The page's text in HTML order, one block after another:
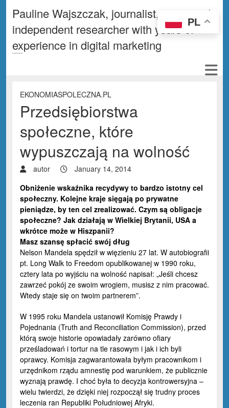
Pauline Wajszczak, journalist, writer and
independent researcher with years of
experience in digital marketing
EKONOMIASPOLECZNA.PL
Przedsiębiorstwa
społeczne, które
wypuszczają na wolność
autor
January 14, 2014
Obniżenie wskaźnika recydywy to bardzo istotny cel
społeczny. Kolejne kraje sięgają po prywatne
pieniądze, by ten cel zrealizować. Czym są obligacje
społeczne? Jak działają w Wielkiej Brytanii, USA a
wkrótce może w Hiszpanii?
Masz szansę spłacić swój dług
Nelson Mandela spędził w więzieniu 27 lat. W autobiografii
pt. Long Walk to Freedom opublikowanej w 1990 roku,
cztery lata po wyjściu na wolność napisał: „Jeśli chcesz
zawrzeć pokój ze swoim wrogiem, musisz z nim pracować.
Wtedy staje się on twoim partnerem”.
W 1995 roku Mandela ustanowił Komisję Prawdy i
Pojednania (Truth and Reconciliation Commission), przed
którą swoje historie opowiadały zarówno ofiary
prześladowań i tortur na tle rasowym i jak i ich byli
oprawcy. Komisja zagwarantowała byłym pracownikom i
urzędnikom rządu amnestię pod warunkiem, że publicznie
wyznają prawdę. I choć była to decyzja kontrowersyjna –
wielu twierdzi, że dzięki niej rozpoczął się trudny proces
leczenia ran Republiki Południowej Afryki.
PL